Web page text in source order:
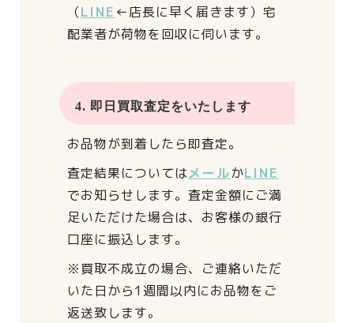
（LINE ←店長に早く届きます） 宅
配業者が荷物を回収に伺います。
4. 即日買取査定をいたします
お品物が到着したら即査定。
査定結果についてはメールかLINE
でお知らせします。 査定金額にご満
足いただけた場合は、 お客様の銀行
口座に振込します。
※買取不成立の場合、 ご連絡いただ
いた日から1週間以内にお品物をご
返送致します。